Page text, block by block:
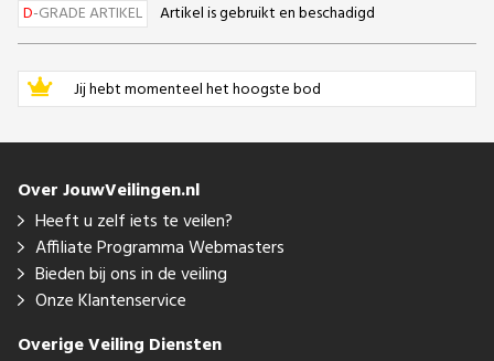
D-GRADE ARTIKEL Artikel is gebruikt en beschadigd
Jij hebt momenteel het hoogste bod
Over JouwVeilingen.nl
Heeft u zelf iets te veilen?
Affiliate Programma Webmasters
Bieden bij ons in de veiling
Onze Klantenservice
Overige Veiling Diensten